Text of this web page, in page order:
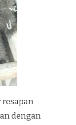
dengan